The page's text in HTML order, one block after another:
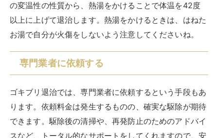
の変温性の性質から、熱湯をかけることで体温を42度
以上に上げて退治します。熱湯をかけるときは、はねた
お湯で自分が火傷をしないよう注意してくださいね。
専門業者に依頼する
ゴキブリ退治では、専門業者に依頼するという手段もあ
ります。依頼料金は発生するものの、確実な駆除が期待
できます。駆除後の清掃や、再発防止のためのアドバイ
スなど、トータル的なサポートをしてくれますので、安